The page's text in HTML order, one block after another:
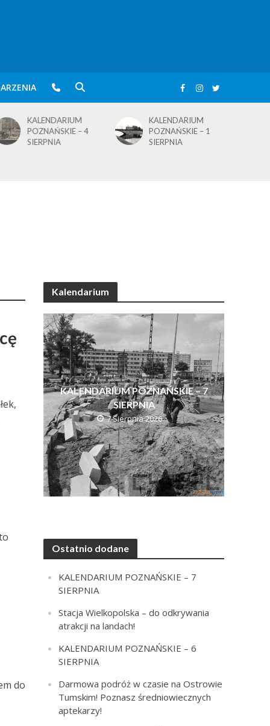
KALENDARIUM
POZNAŃSKIE – 4
SIERPNIA
KALENDARIUM
POZNAŃSKIE – 1
SIERPNIA
do
Kalendarium
KALENDARIUM POZNAŃSKIE – 7
SIERPNIA
7 Sierpnia 2026
Ostatnio dodane
KALENDARIUM POZNAŃSKIE – 7
SIERPNIA
Stacja Wielkopolska – do odkrywania
atrakcji na landach!
KALENDARIUM POZNAŃSKIE – 6
SIERPNIA
Darmowa podróż w czasie na Ostrowie
Tumskim! Poznasz średniowiecznych
aptekarzy!